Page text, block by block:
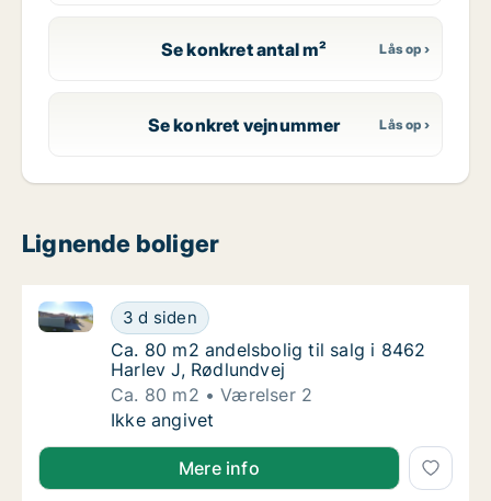
Se konkret antal m²
Se konkret vejnummer
Lignende boliger
Ca. 80 m2 andelsbolig til salg i 8462 Harlev
3 d siden
Ca. 80 m2 andelsbolig til salg i 8462 Harlev J,
Ca. 80 m2 andelsbolig til salg i 8462 Harlev
Ca. 80 m2 andelsbolig til salg i 8462
Harlev J, Rødlundvej
Ca. 80 m2
Værelser 2
Ca. 80 m2 andelsbolig til salg i 8462 Harlev
Ikke angivet
Mere info